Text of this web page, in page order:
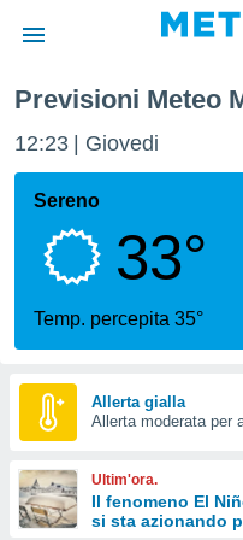
di
per
le
di
Web
le
Previsioni Meteo
12:23 Giovedi
Sereno
33°
Temp. percepita 35°
Allerta gialla
Allerta moderata per
Ultim'ora.
Il fenomeno El
si sta azionando